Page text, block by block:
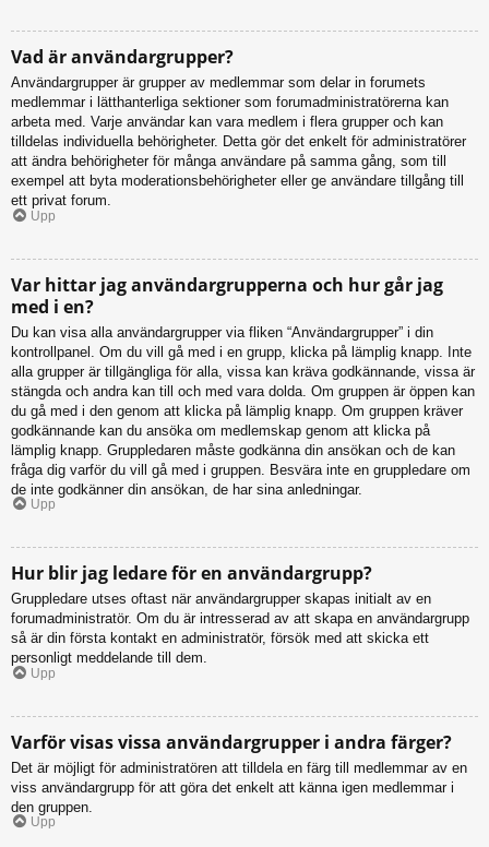
Vad är användargrupper?
Användargrupper är grupper av medlemmar som delar in forumets
medlemmar i lätthanterliga sektioner som forumadministratörerna kan
arbeta med. Varje användar kan vara medlem i flera grupper och kan
tilldelas individuella behörigheter. Detta gör det enkelt för administratörer
att ändra behörigheter för många användare på samma gång, som till
exempel att byta moderationsbehörigheter eller ge användare tillgång till
ett privat forum.
Upp
Var hittar jag användargrupperna och hur går jag
med i en?
Du kan visa alla användargrupper via fliken “Användargrupper” i din
kontrollpanel. Om du vill gå med i en grupp, klicka på lämplig knapp. Inte
alla grupper är tillgängliga för alla, vissa kan kräva godkännande, vissa är
stängda och andra kan till och med vara dolda. Om gruppen är öppen kan
du gå med i den genom att klicka på lämplig knapp. Om gruppen kräver
godkännande kan du ansöka om medlemskap genom att klicka på
lämplig knapp. Gruppledaren måste godkänna din ansökan och de kan
fråga dig varför du vill gå med i gruppen. Besvära inte en gruppledare om
de inte godkänner din ansökan, de har sina anledningar.
Upp
Hur blir jag ledare för en användargrupp?
Gruppledare utses oftast när användargrupper skapas initialt av en
forumadministratör. Om du är intresserad av att skapa en användargrupp
så är din första kontakt en administratör, försök med att skicka ett
personligt meddelande till dem.
Upp
Varför visas vissa användargrupper i andra färger?
Det är möjligt för administratören att tilldela en färg till medlemmar av en
viss användargrupp för att göra det enkelt att känna igen medlemmar i
den gruppen.
Upp